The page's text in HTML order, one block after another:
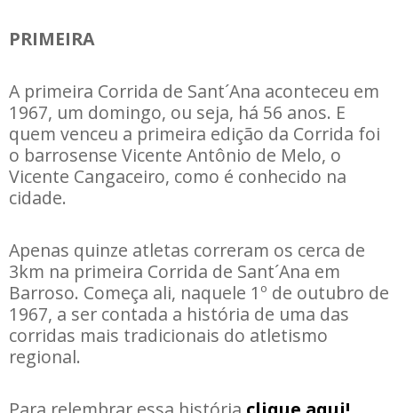
PRIMEIRA
A primeira Corrida de Sant´Ana aconteceu em
1967, um domingo, ou seja, há 56 anos. E
quem venceu a primeira edição da Corrida foi
o barrosense Vicente Antônio de Melo, o
Vicente Cangaceiro, como é conhecido na
cidade.
Apenas quinze atletas correram os cerca de
3km na primeira Corrida de Sant´Ana em
Barroso. Começa ali, naquele 1º de outubro de
1967, a ser contada a história de uma das
corridas mais tradicionais do atletismo
regional.